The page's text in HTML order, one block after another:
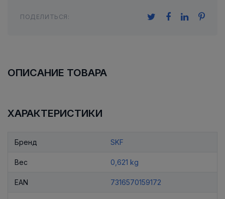
ПОДЕЛИТЬСЯ:
ОПИСАНИЕ ТОВАРА
ХАРАКТЕРИСТИКИ
Бренд SKF
Вес 0,621 kg
EAN 7316570159172